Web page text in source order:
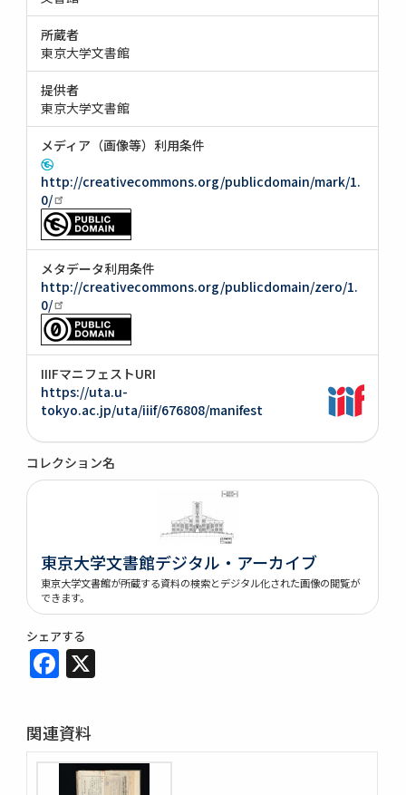
所蔵者
東京大学文書館
提供者
東京大学文書館
メディア（画像等）利用条件
http://creativecommons.org/publicdomain/mark/1.
0/
メタデータ利用条件
http://creativecommons.org/publicdomain/zero/1.
0/
IIIFマニフェストURI
https://uta.u-
tokyo.ac.jp/uta/iiif/676808/manifest
コレクション名
東京大学文書館デジタル・アーカイブ
東京大学文書館が所蔵する資料の検索とデジタル化された画像の閲覧が
できます。
シェアする
Facebook
関連資料